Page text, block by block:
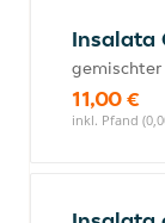
Insalata
11,00 €
inkl. Pfand